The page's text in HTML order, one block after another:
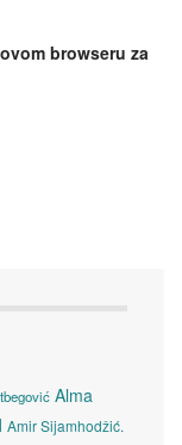
browseru za
Alma
Amir Sijamhodžić.